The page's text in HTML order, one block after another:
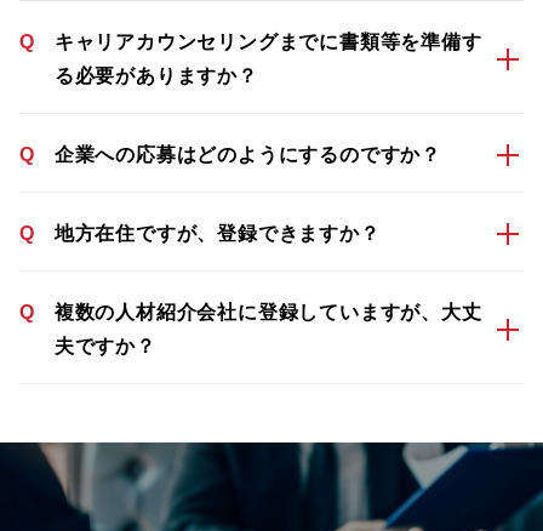
Q
キャリアカウンセリングまでに書類等を準備す
る必要がありますか？
Q 企業への応募はどのようにするのですか？
Q 地方在住ですが、登録できますか？
Q
複数の人材紹介会社に登録していますが、大丈
夫ですか？